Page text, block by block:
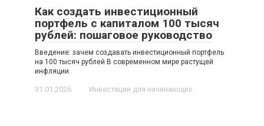
Как создать инвестиционный
портфель с капиталом 100 тысяч
рублей: пошаговое руководство
Введение: зачем создавать инвестиционный портфель
на 100 тысяч рублей В современном мире растущей
инфляции
31.01.2026 Инвестиции для начинающих